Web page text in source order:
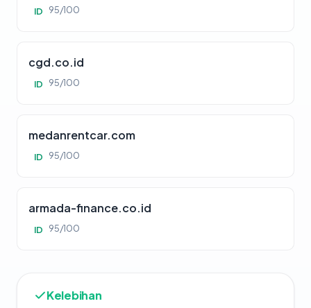
ID 95/100
cgd.co.id
ID 95/100
medanrentcar.com
ID 95/100
armada-finance.co.id
ID 95/100
Kelebihan